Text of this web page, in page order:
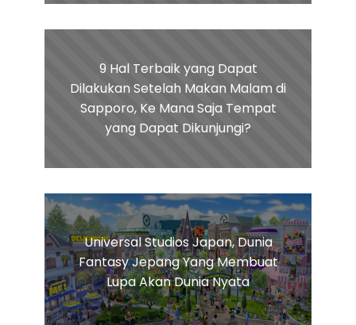
9 Hal Terbaik yang Dapat
Dilakukan Setelah Makan Malam di
Sapporo, Ke Mana Saja Tempat
yang Dapat Dikunjungi?
Universal Studios Japan, Dunia
Fantasy Jepang Yang Membuat
Lupa Akan Dunia Nyata